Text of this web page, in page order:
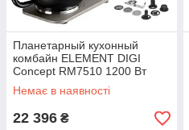
Планетарный кухонный
комбайн ELEMENT DIGI
Concept RM7510 1200 Вт
Немає в наявності
22 396 ₴